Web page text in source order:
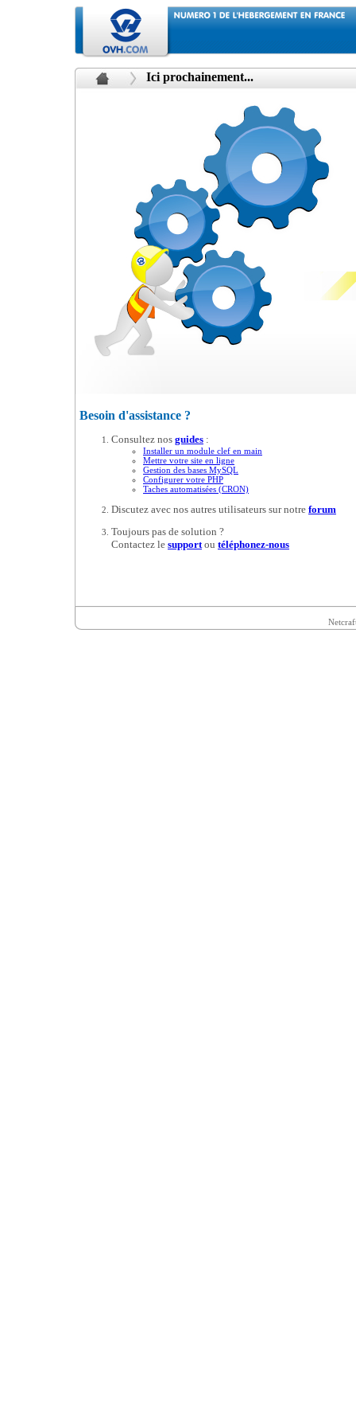
Ici prochainement...
Besoin d'assistance ?
Consultez nos guides :
Installer un module clef en main
Mettre votre site en ligne
Gestion des bases MySQL
Configurer votre PHP
Taches automatisées (CRON)
Discutez avec nos autres utilisateurs sur notre forum
Toujours pas de solution ?
Contactez le supportou téléphonez-nous